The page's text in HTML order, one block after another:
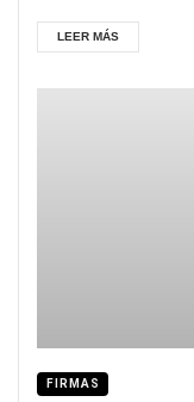
LEER MÁS
FIRMAS